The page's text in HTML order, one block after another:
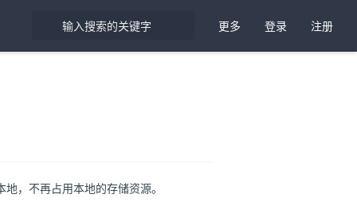
更多 登录 注册
，不再占用本地的存储资源。